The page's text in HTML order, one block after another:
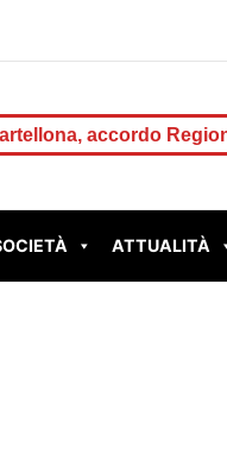
Regione-
ATTUALITÀ